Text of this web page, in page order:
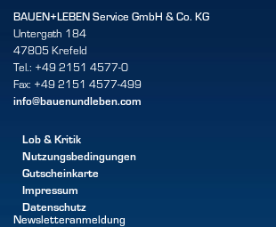
BAUEN+LEBEN Service GmbH & Co. KG
Untergath 184
47805 Krefeld
Tel.: +49 2151 4577-0
Fax: +49 2151 4577-499
info@bauenundleben.com
Lob & Kritik
Nutzungsbedingungen
Gutscheinkarte
Impressum
Datenschutz
Newsletteranmeldung